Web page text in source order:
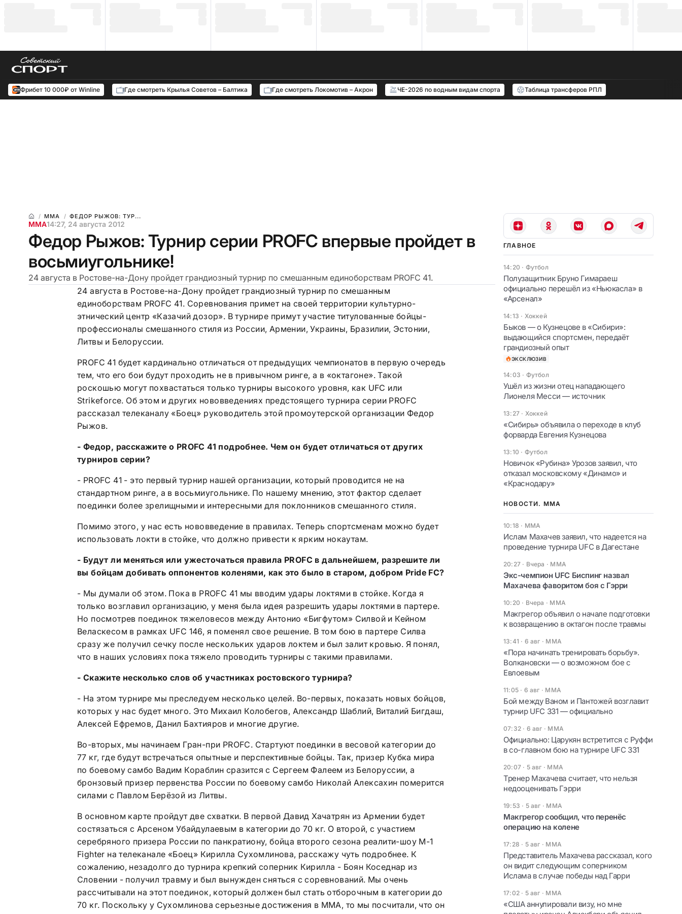
Фрибет 10 000₽ от Winline Где смотреть Крылья Советов – Балтика Где смотреть Локомотив – Акрон ЧЕ-2026 по водным видам спорта Таблица трансферов РПЛ
ММА ФЕДОР РЫЖОВ: ТУР...
ММА14:27, 24 августа 2012
Федор Рыжов: Турнир серии PROFC впервые пройдет в
восьмиугольнике!
24 августа в Ростове-на-Дону пройдет грандиозный турнир по смешанным единоборствам PROFC 41.
24 августа в Ростове-на-Дону пройдет грандиозный турнир по смешанным
единоборствам PROFC 41. Соревнования примет на своей территории культурно-
этнический центр «Казачий дозор». В турнире примут участие титулованные бойцы-
профессионалы смешанного стиля из России, Армении, Украины, Бразилии, Эстонии,
Литвы и Белоруссии.
PROFC 41 будет кардинально отличаться от предыдущих чемпионатов в первую очередь
тем, что его бои будут проходить не в привычном ринге, а в «октагоне». Такой
роскошью могут похвастаться только турниры высокого уровня, как UFC или
Strikeforce. Об этом и других нововведениях предстоящего турнира серии PROFC
рассказал телеканалу «Боец» руководитель этой промоутерской организации Федор
Рыжов.
- Федор, расскажите о PROFC 41 подробнее. Чем он будет отличаться от других
турниров серии?
- PROFC 41 - это первый турнир нашей организации, который проводится не на
стандартном ринге, а в восьмиугольнике. По нашему мнению, этот фактор сделает
поединки более зрелищными и интересными для поклонников смешанного стиля.
Помимо этого, у нас есть нововведение в правилах. Теперь спортсменам можно будет
использовать локти в стойке, что должно привести к ярким нокаутам.
- Будут ли меняться или ужесточаться правила PROFC в дальнейшем, разрешите ли
вы бойцам добивать оппонентов коленями, как это было в старом, добром Pride FC?
- Мы думали об этом. Пока в PROFC 41 мы вводим удары локтями в стойке. Когда я
только возглавил организацию, у меня была идея разрешить удары локтями в партере.
Но посмотрев поединок тяжеловесов между Антонио «Бигфутом» Силвой и Кейном
Веласкесом в рамках UFC 146, я поменял свое решение. В том бою в партере Силва
сразу же получил сечку после нескольких ударов локтем и был залит кровью. Я понял,
что в наших условиях пока тяжело проводить турниры с такими правилами.
- Скажите несколько слов об участниках ростовского турнира?
- На этом турнире мы преследуем несколько целей. Во-первых, показать новых бойцов,
которых у нас будет много. Это Михаил Колобегов, Александр Шаблий, Виталий Бигдаш,
Алексей Ефремов, Данил Бахтияров и многие другие.
Во-вторых, мы начинаем Гран-при PROFС. Стартуют поединки в весовой категории до
77 кг, где будут встречаться опытные и перспективные бойцы. Так, призер Кубка мира
по боевому самбо Вадим Кораблин сразится с Сергеем Фалеем из Белоруссии, а
бронзовый призер первенства России по боевому самбо Николай Алексахин померится
силами с Павлом Берёзой из Литвы.
В основном карте пройдут две схватки. В первой Давид Хачатрян из Армении будет
состязаться с Арсеном Убайдулаевым в категории до 70 кг. О второй, с участием
серебряного призера России по панкратиону, бойца второго сезона реалити-шоу M-1
Fighter на телеканале «Боец» Кирилла Сухомлинова, расскажу чуть подробнее. К
сожалению, незадолго до турнира крепкий соперник Кирилла - Боян Коседнар из
Словении - получил травму и был вынужден сняться с соревнований. Мы очень
рассчитывали на этот поединок, который должен был стать отборочным в категории до
70 кг. Поскольку у Сухомлинова серьезные достижения в ММА, то мы посчитали, что он
ГЛАВНОЕ
14:20 · Футбол
Полузащитник Бруно Гимараеш
официально перешёл из «Ньюкасла» в
«Арсенал»
14:13 · Хоккей
Быков — о Кузнецове в «Сибири»:
выдающийся спортсмен, передаёт
грандиозный опыт
ЭКСКЛЮЗИВ
14:03 · Футбол
Ушёл из жизни отец нападающего
Лионеля Месси — источник
13:27 · Хоккей
«Сибирь» объявила о переходе в клуб
форварда Евгения Кузнецова
13:10 · Футбол
Новичок «Рубина» Урозов заявил, что
отказал московскому «Динамо» и
«Краснодару»
НОВОСТИ. ММА
10:18 · ММА
Ислам Махачев заявил, что надеется на
проведение турнира UFC в Дагестане
20:27 · Вчера · ММА
Экс-чемпион UFC Биспинг назвал
Махачева фаворитом боя с Гэрри
10:20 · Вчера · ММА
Макгрегор объявил о начале подготовки
к возвращению в октагон после травмы
13:41 · 6 авг · ММА
«Пора начинать тренировать борьбу».
Волкановски — о возможном бое с
Евлоевым
11:05 · 6 авг · ММА
Бой между Ваном и Пантожей возглавит
турнир UFC 331 — официально
07:32 · 6 авг · ММА
Официально: Царукян встретится с Руффи
в со-главном бою на турнире UFC 331
20:07 · 5 авг · ММА
Тренер Махачева считает, что нельзя
недооценивать Гэрри
19:53 · 5 авг · ММА
Макгрегор сообщил, что перенёс
операцию на колене
17:28 · 5 авг · ММА
Представитель Махачева рассказал, кого
он видит следующим соперником
Ислама в случае победы над Гарри
17:02 · 5 авг · ММА
«США аннулировали визу, но мне